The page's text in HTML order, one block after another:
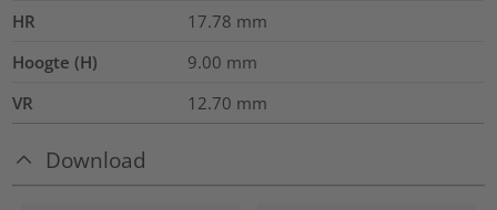
HR 17.78 mm
Hoogte (H)
9.00 mm
VR
12.70 mm
Download